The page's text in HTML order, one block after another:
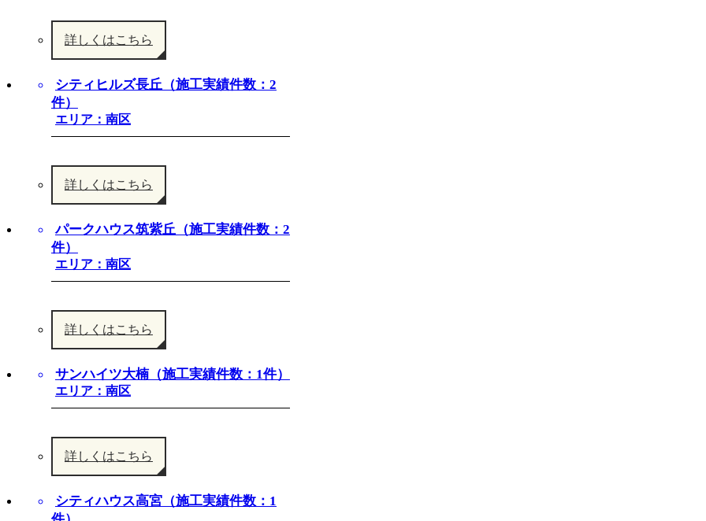
詳しくはこちら
シティヒルズ長丘（施工実績件数：2
件）
エリア：南区
詳しくはこちら
パークハウス筑紫丘（施工実績件数：2
件）
エリア：南区
詳しくはこちら
サンハイツ大楠（施工実績件数：1件）
エリア：南区
詳しくはこちら
シティハウス高宮（施工実績件数：1